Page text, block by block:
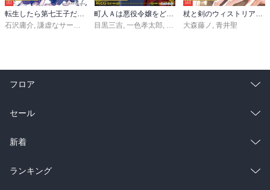
転生したら第七王子だったので、気ままに魔術を極めます（２４）
石沢庸介, 謙虚なサークル メル。
町人Ａは悪役令嬢をどうしても救いたい ～どぶと空と氷の姫君～１０【電子書店共通特典イラスト付】
目黒三吉, 一色孝太郎, Parum
杖と剣のウィストリア（１６）
大森藤ノ , 青井聖
フロア
総合
ラノベ
雑誌・グラビア
セール
総合
ラノベ
新着
総合
ランキング